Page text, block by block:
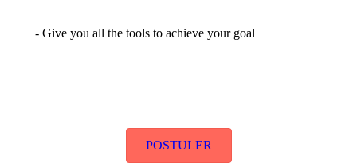
- Give you all the tools to achieve your goal
POSTULER